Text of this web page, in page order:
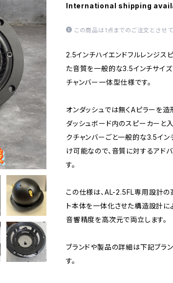
International shipping
この商品は1点までのご注文とさせて
2.5インチハイエンドフルレンジス
た音質を一般的な3.5インチサイ
チャンバー一体型仕様です。
オンダッシュでは無くAピラーを造
ダッシュボード内のスピーカーと
クチャンバーごと一般的な3.5イ
け可能なので、音質に対するアド
す。
この仕様は、AL-2.5FL専用設計の
ト本体を一体化させた構造設計に
音響精度を高次元で両立します。
ブランドや製品の詳細は下記ブラ
す。